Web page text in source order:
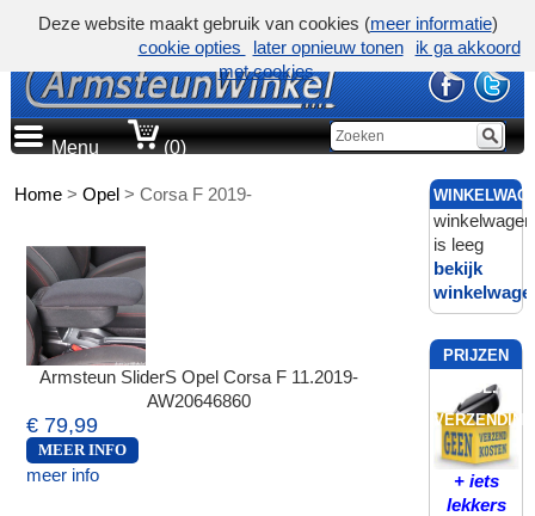
Menu (0)
Home >Opel >Corsa F 2019-
Armsteun SliderS Opel Corsa F 11.2019-
AW20646860
€ 79,99
MEER INFO
meer info
winkelwagen
is leeg
bekijk
PRIJZEN
INCL.
VERZENDING
+ iets
lekkers
Deze website maakt gebruik van cookies (meer informatie)
cookie opties
later opnieuw tonen
ik ga akkoord
met cookies